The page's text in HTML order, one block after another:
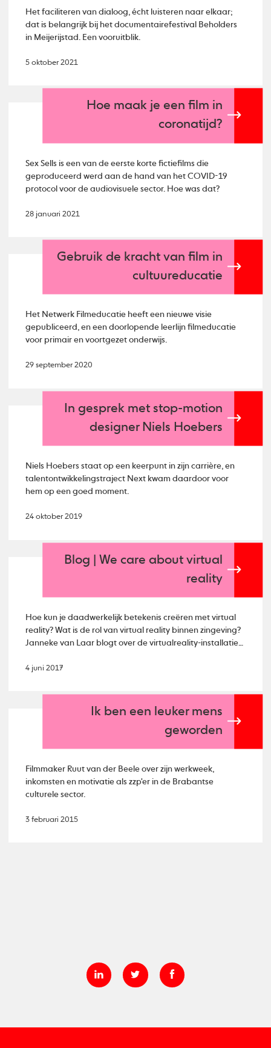
Het faciliteren van dialoog, écht luisteren naar elkaar;
dat is belangrijk bij het documentairefestival Beholders
in Meijerijstad. Een vooruitblik.
5 oktober 2021
Hoe maak je een film in
coronatijd?
Sex Sells is een van de eerste korte fictiefilms die
geproduceerd werd aan de hand van het COVID-19
protocol voor de audiovisuele sector. Hoe was dat?
28 januari 2021
Gebruik de kracht van film in
cultuureducatie
Het Netwerk Filmeducatie heeft een nieuwe visie
gepubliceerd, en een doorlopende leerlijn filmeducatie
voor primair en voortgezet onderwijs.
29 september 2020
In gesprek met stop-motion
designer Niels Hoebers
Niels Hoebers staat op een keerpunt in zijn carrière, en
talentontwikkelingstraject Next kwam daardoor voor
hem op een goed moment.
24 oktober 2019
Blog | We care about virtual
reality
Hoe kun je daadwerkelijk betekenis creëren met virtual
reality? Wat is de rol van virtual reality binnen zingeving?
Janneke van Laar blogt over de virtualreality-installatie
4 juni 2017
Ik ben een leuker mens
geworden
Filmmaker Ruut van der Beele over zijn werkweek,
inkomsten en motivatie als zzp'er in de Brabantse
culturele sector.
3 februari 2015